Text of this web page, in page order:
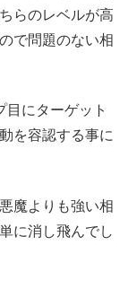
らのレベルが高
で問題のない相
目にターゲット
を容認する事に
魔よりも強い相
に消し飛んでし